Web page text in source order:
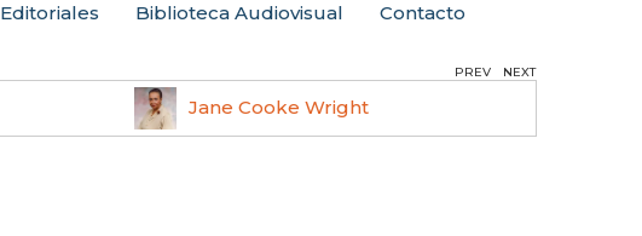
Editoriales Biblioteca Audiovisual Contacto
Jane Cooke Wright
PREV NEXT